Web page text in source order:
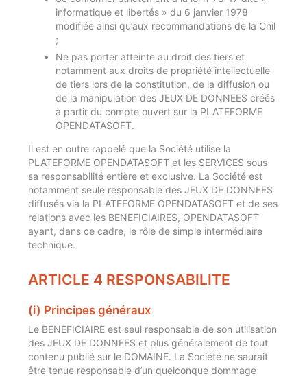
informatique et libertés » du 6 janvier 1978
modifiée ainsi qu’aux recommandations de la Cnil
;
Ne pas porter atteinte au droit des tiers et
notamment aux droits de propriété intellectuelle
de tiers lors de la constitution, de la diffusion ou
de la manipulation des JEUX DE DONNEES créés
à partir du compte ouvert sur la PLATEFORME
OPENDATASOFT.
Il est en outre rappelé que la Société utilise la
PLATEFORME OPENDATASOFT et les SERVICES sous
sa responsabilité entière et exclusive. La Société est
notamment seule responsable des JEUX DE DONNEES
diffusés via la PLATEFORME OPENDATASOFT et de ses
relations avec les BENEFICIAIRES, OPENDATASOFT
ayant, dans ce cadre, le rôle de simple intermédiaire
technique.
ARTICLE 4 RESPONSABILITE
(i) Principes généraux
Le BENEFICIAIRE est seul responsable de son utilisation
des JEUX DE DONNEES et plus généralement de tout
contenu publié sur le DOMAINE. La Société ne saurait
être tenue responsable d’un quelconque dommage